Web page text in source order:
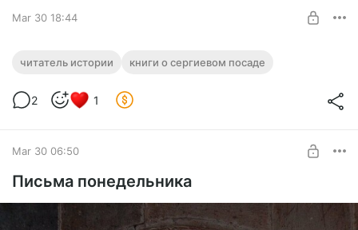
Mar 30 18:44
Дневник заседаний Святейшего Синода.
Читаем. На этот раз - уникальный дневник, впервые
Читатель Истории
читатель истории книги о сергиевом посаде
2 1
Mar 30 06:50
Письма понедельника